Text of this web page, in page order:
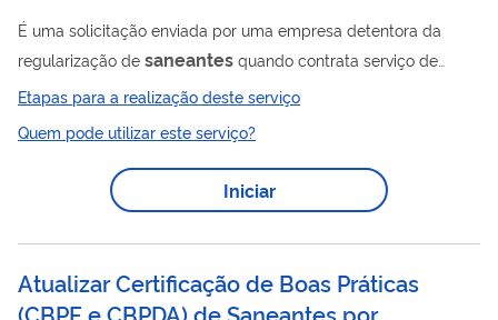
É uma solicitação enviada por uma empresa detentora da
regularização de saneantes quando contrata serviço de
terceiros para execução de etapas de fabricação ou
fabricação total de produtos ou serviços de controle de
qualidade e/ou armazenamento de terceiros. A lista de
assuntos de petição relacionados a esse serviço está
disponível neste link .
Etapas para a realização deste serviço
Quem pode utilizar este serviço?
Iniciar
Atualizar Certificação de Boas Práticas
(CBPF e CBPDA) de Saneantes por